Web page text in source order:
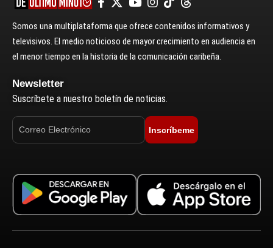
Somos una multiplataforma que ofrece contenidos informativos y
televisivos. El medio noticioso de mayor crecimiento en audiencia en
el menor tiempo en la historia de la comunicación caribeña.
Newsletter
Suscríbete a nuestro boletín de noticias.
Inscríbeme